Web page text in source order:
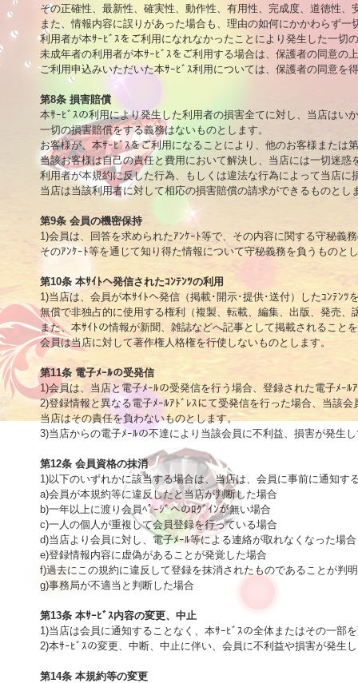
その正確性、最新性、確実性、動作性、有用性、完成度、道徳性
また、情報内容に誤りがあった場合も、理由の如何にかかわらず一
利用者が本ｻｰﾋﾞｽをご利用になれなかったことにより発生した一切
未成年者の利用者が本ｻｰﾋﾞｽをご利用する場合は、保護者の同意の
ご利用申込みいただいた本ｻｰﾋﾞｽ利用については、保護者の同意を
第8条 損害賠償
本ｻｰﾋﾞｽの利用により発生した利用者の損害全てに対し、当店はい
一切の損害賠償をする義務はないものとします。
お客様が、本ｻｰﾋﾞｽをご利用になることにより、他のお客様または
当該お客様は自己の責任と費用において解決し、当店には一切迷惑
利用者が本規約に反した行為、もしくは違法な行為によって当店に
当店は当該利用者に対して相応の損害賠償の請求ができるものとし
第9条 会員の機密保持
1)会員は、回答を求められたｱﾝｹｰﾄ等で、その内容に関する守秘義
そのｱﾝｹｰﾄ等を通じて知り得た情報について守秘義務を負うものと
第10条 本ｻｲﾄへ発信されたｺﾝﾃﾝﾂの利用
1)当店は、会員が本ｻｲﾄへ発信（掲載･開示･提供･送付）したｺﾝﾃﾝﾂ
無償で非独占的に使用する権利（複製、転載、編集、出版、発売
また、本ｻｲﾄの情報が新聞、雑誌などへ記事として掲載されること
会員は当店に対して著作権人格権を行使しないものとします。
第11条 電子ﾒｰﾙの受発信
1)会員は、当店と電子ﾒｰﾙの受発信を行う場合、登録された電子ﾒｰﾙ
2)登録情報と異なる電子ﾒｰﾙｱﾄﾞﾚｽにて受発信を行った場合、当該
当店はその責任を負わないものとします。
3)当店からの電子ﾒｰﾙの不達により当該会員に不利益、損害が発生
第12条 会員資格の抹消
1)以下のいずれかに該当する場合は、当店は、会員に事前に通知
a)会員が本規約等に違反したと当店が判断した場合
b)一年以上に渡り会員ﾍﾟｰｼﾞへのﾛｸﾞｲﾝが無い場合
c)一人の個人が重複して会員登録を行っている場合
d)当店より会員に対し、電子ﾒｰﾙ等による連絡が取れなくなった場合
e)登録情報内容に虚偽があることが発覚した場合
f)過去にこの規約に違反して登録を抹消されたものであることが判
g)事務局が不適当と判断した場合
第13条 本ｻｰﾋﾞｽ内容の変更、中止
1)当店は会員に通知することなく、本ｻｰﾋﾞｽの全体またはその一部
2)本ｻｰﾋﾞｽの変更、中断、中止に伴い、会員に不利益や損害が発生
第14条 本規約等の変更